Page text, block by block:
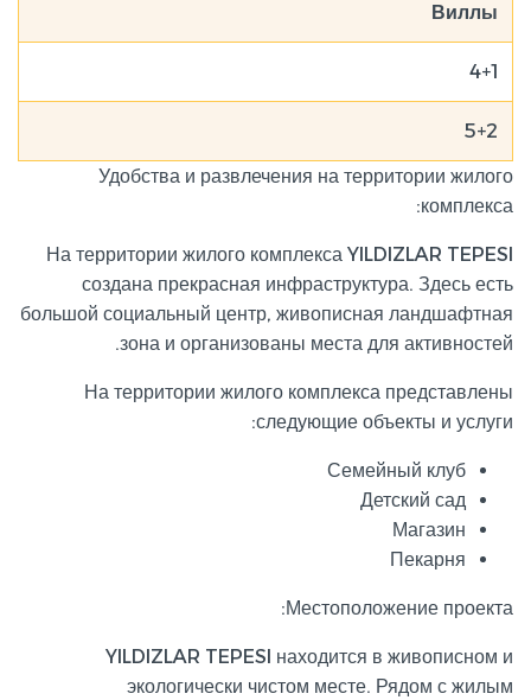
Виллы
4+1
5+2
Удобства и развлечения на территории жилого
комплекса:
На территории жилого комплекса YILDIZLAR TEPESI
создана прекрасная инфраструктура. Здесь есть
большой социальный центр, живописная ландшафтная
зона и организованы места для активностей.
На территории жилого комплекса представлены
следующие объекты и услуги:
Семейный клуб
Детский сад
Магазин
Пекарня
Местоположение проекта:
YILDIZLAR TEPESI находится в живописном и
экологически чистом месте. Рядом с жилым